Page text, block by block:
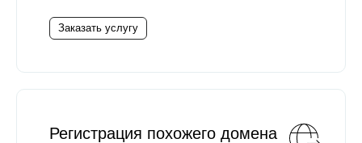
Заказать услугу
Регистрация похожего домена